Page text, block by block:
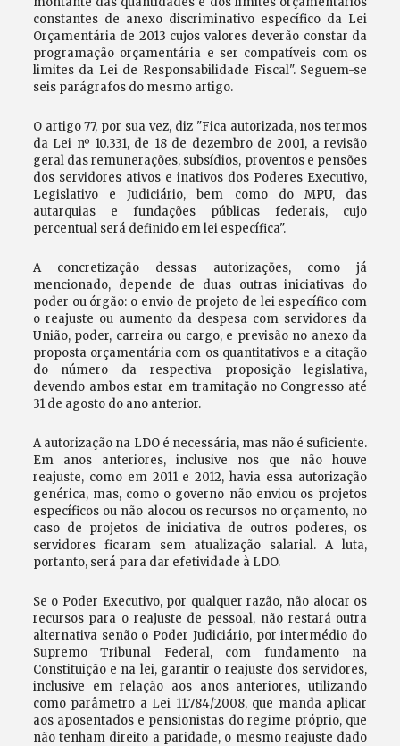
constantes de anexo discriminativo específico da Lei
Orçamentária de 2013 cujos valores deverão constar da
programação orçamentária e ser compatíveis com os
limites da Lei de Responsabilidade Fiscal". Seguem-se
seis parágrafos do mesmo artigo.
O artigo 77, por sua vez, diz "Fica autorizada, nos termos
da Lei nº 10.331, de 18 de dezembro de 2001, a revisão
geral das remunerações, subsídios, proventos e pensões
dos servidores ativos e inativos dos Poderes Executivo,
Legislativo e Judiciário, bem como do MPU, das
autarquias e fundações públicas federais, cujo
percentual será definido em lei específica".
A concretização dessas autorizações, como já
mencionado, depende de duas outras iniciativas do
poder ou órgão: o envio de projeto de lei específico com
o reajuste ou aumento da despesa com servidores da
União, poder, carreira ou cargo, e previsão no anexo da
proposta orçamentária com os quantitativos e a citação
do número da respectiva proposição legislativa,
devendo ambos estar em tramitação no Congresso até
31 de agosto do ano anterior.
A autorização na LDO é necessária, mas não é suficiente.
Em anos anteriores, inclusive nos que não houve
reajuste, como em 2011 e 2012, havia essa autorização
genérica, mas, como o governo não enviou os projetos
específicos ou não alocou os recursos no orçamento, no
caso de projetos de iniciativa de outros poderes, os
servidores ficaram sem atualização salarial. A luta,
portanto, será para dar efetividade à LDO.
Se o Poder Executivo, por qualquer razão, não alocar os
recursos para o reajuste de pessoal, não restará outra
alternativa senão o Poder Judiciário, por intermédio do
Supremo Tribunal Federal, com fundamento na
Constituição e na lei, garantir o reajuste dos servidores,
inclusive em relação aos anos anteriores, utilizando
como parâmetro a Lei 11.784/2008, que manda aplicar
aos aposentados e pensionistas do regime próprio, que
não tenham direito a paridade, o mesmo reajuste dado